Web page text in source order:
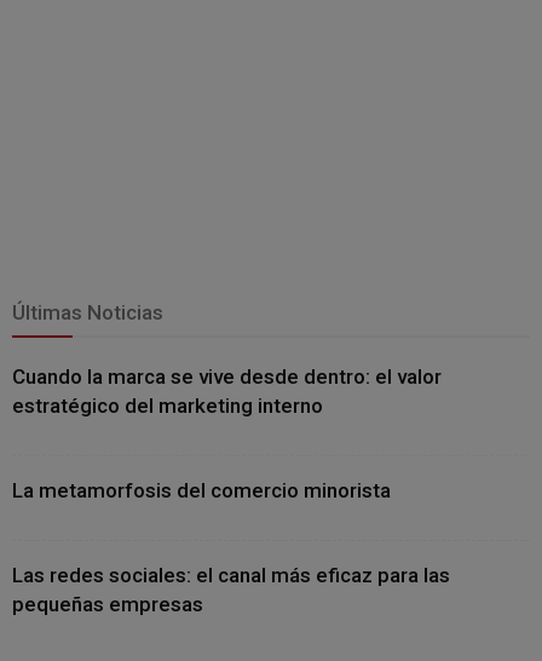
Últimas Noticias
Cuando la marca se vive desde dentro: el valor
estratégico del marketing interno
La metamorfosis del comercio minorista
Las redes sociales: el canal más eficaz para las
pequeñas empresas